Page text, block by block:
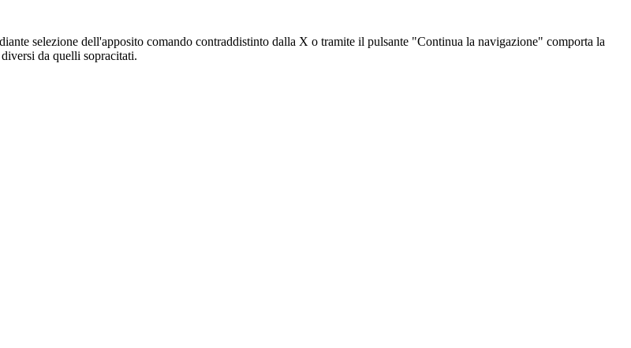
selezione dell'apposito comando contraddistinto dalla X o tramite il pulsante "Continua la navigazione" comporta la
da quelli sopracitati.